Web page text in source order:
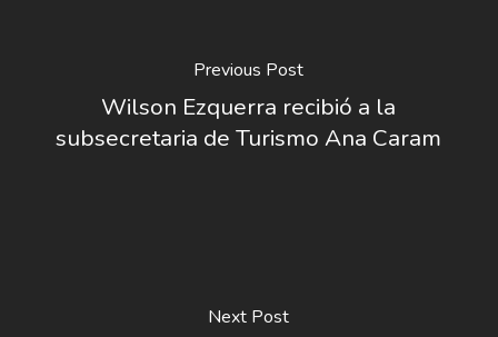
Previous Post
Wilson Ezquerra recibió a la
subsecretaria de Turismo Ana Caram
Next Post